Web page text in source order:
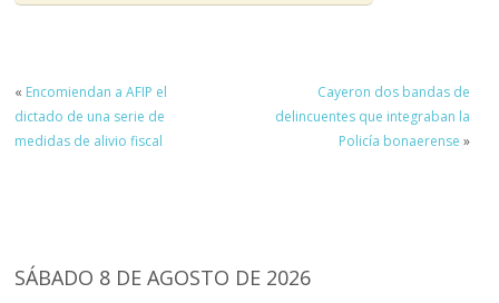
« Encomiendan a AFIP el
dictado de una serie de
medidas de alivio fiscal
Cayeron dos bandas de
delincuentes que integraban la
Policía bonaerense »
SÁBADO 8 DE AGOSTO DE 2026